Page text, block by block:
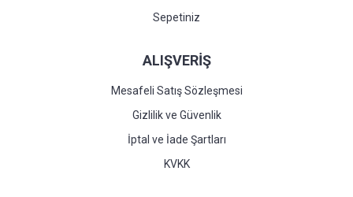
Sepetiniz
ALIŞVERİŞ
Mesafeli Satış Sözleşmesi
Gizlilik ve Güvenlik
İptal ve İade Şartları
KVKK